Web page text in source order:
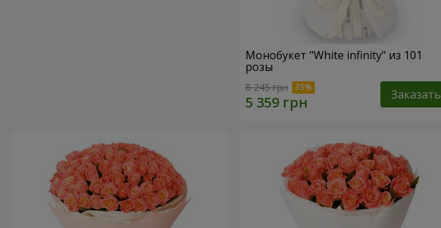
Монобукет "White infinity" из 101
розы
8 245 грн Заказать